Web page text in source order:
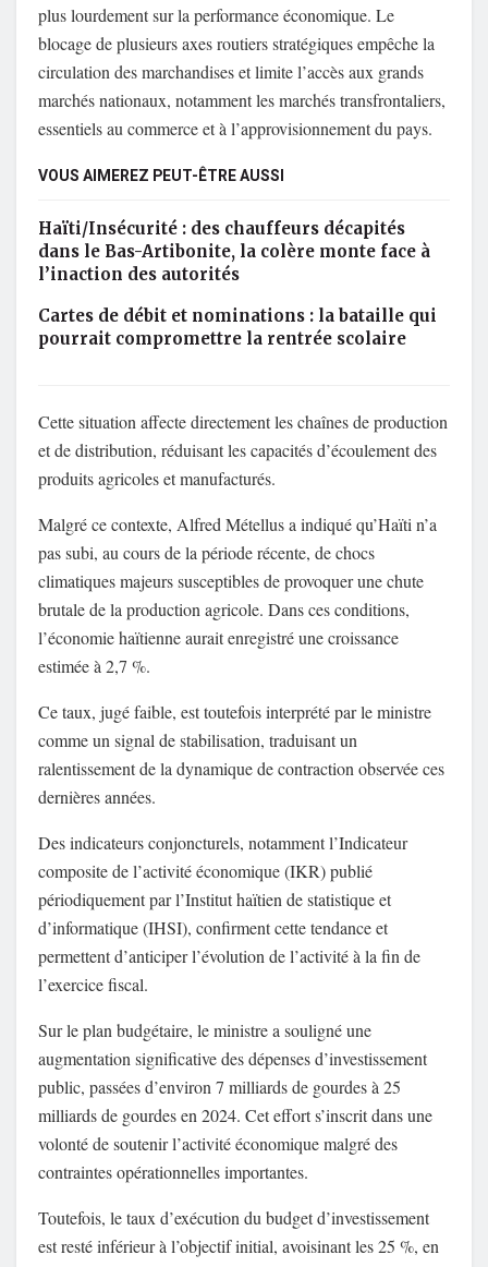
plus lourdement sur la performance économique. Le
blocage de plusieurs axes routiers stratégiques empêche la
circulation des marchandises et limite l’accès aux grands
marchés nationaux, notamment les marchés transfrontaliers,
essentiels au commerce et à l’approvisionnement du pays.
VOUS AIMEREZ PEUT-ÊTRE AUSSI
Haïti/Insécurité : des chauffeurs décapités
dans le Bas-Artibonite, la colère monte face à
l’inaction des autorités
Cartes de débit et nominations : la bataille qui
pourrait compromettre la rentrée scolaire
Cette situation affecte directement les chaînes de production
et de distribution, réduisant les capacités d’écoulement des
produits agricoles et manufacturés.
Malgré ce contexte, Alfred Métellus a indiqué qu’Haïti n’a
pas subi, au cours de la période récente, de chocs
climatiques majeurs susceptibles de provoquer une chute
brutale de la production agricole. Dans ces conditions,
l’économie haïtienne aurait enregistré une croissance
estimée à 2,7 %.
Ce taux, jugé faible, est toutefois interprété par le ministre
comme un signal de stabilisation, traduisant un
ralentissement de la dynamique de contraction observée ces
dernières années.
Des indicateurs conjoncturels, notamment l’Indicateur
composite de l’activité économique (IKR) publié
périodiquement par l’Institut haïtien de statistique et
d’informatique (IHSI), confirment cette tendance et
permettent d’anticiper l’évolution de l’activité à la fin de
l’exercice fiscal.
Sur le plan budgétaire, le ministre a souligné une
augmentation significative des dépenses d’investissement
public, passées d’environ 7 milliards de gourdes à 25
milliards de gourdes en 2024. Cet effort s’inscrit dans une
volonté de soutenir l’activité économique malgré des
contraintes opérationnelles importantes.
Toutefois, le taux d’exécution du budget d’investissement
est resté inférieur à l’objectif initial, avoisinant les 25 %, en